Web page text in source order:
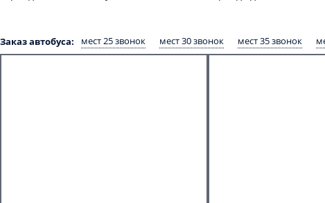
Заказ автобуса: мест 25 звонок мест 30 звонок мест 35 звонок